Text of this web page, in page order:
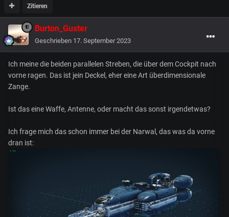
Zitieren
Burton_Guster
Geschrieben 17. September 2023
Ich meine die beiden parallelen Streben, die über dem Cockpit nach
vorne ragen. Das ist jein Deckel, eher eine Art überdimensionale
Zange.
Ist das eine Waffe, Antenne, oder macht das sonst irgendetwas?
Ich frage mich das schon immer bei der Narwal, das was da vorne
dran ist: